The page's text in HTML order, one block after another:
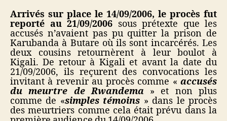
Arrivés sur place le 14/09/2006, le procès fut
reporté au 21/09/2006 sous prétexte que les
accusés n’avaient pas pu quitter la prison de
Karubanda à Butare où ils sont incarcérés. Les
deux cousins retournèrent à leur boulot à
Kigali. De retour à Kigali et avant la date du
21/09/2006, ils reçurent des convocations les
invitant à revenir au procès comme « accusés
du meurtre de Rwandema
» et non plus
comme de «simples témoins » dans le procès
des meurtriers comme cela était prévu dans la